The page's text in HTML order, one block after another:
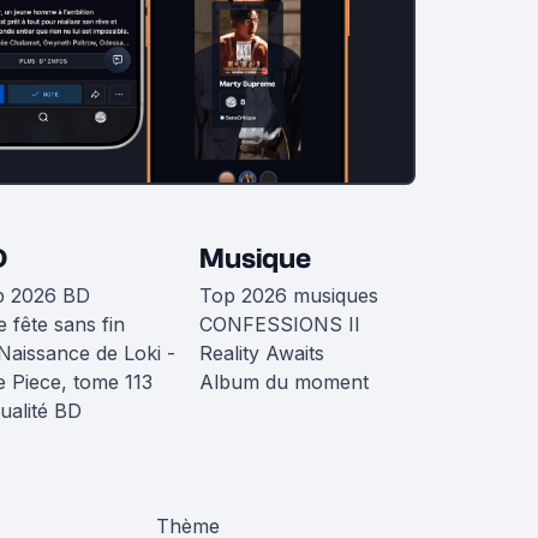
2026 BD
fête sans fin
de Loki -
Piece, tome 113
BD
Musique
Top 2026 musiques
CONFESSIONS II
Reality Awaits
Album du moment
Thème